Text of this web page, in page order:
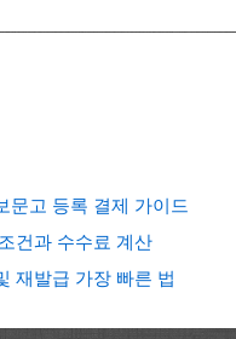
문고 등록 결제 가이드
건과 수수료 계산
재발급 가장 빠른 법